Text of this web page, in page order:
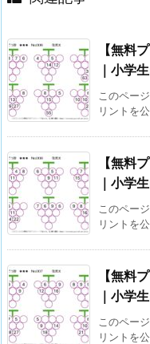
【無料
｜小学
このペー
リントを
【無料
｜小学
このペー
リントを
【無料
｜小学
このペー
リントを